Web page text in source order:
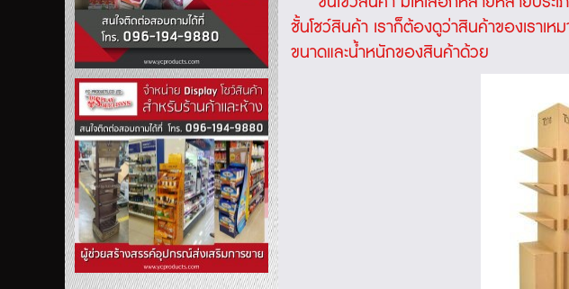
ชั้นโชว์สินค้าเราก็ต้องดูว่าสินค้าของเราเห
ขนาดและน้ำหนักของสินค้าด้วย